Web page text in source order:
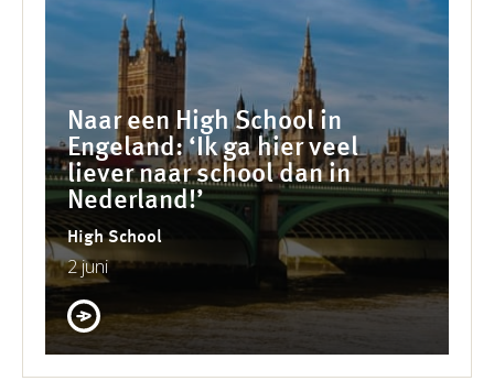
Naar een High School in
Engeland: ‘Ik ga hier veel
liever naar school dan in
Nederland!’
High School
2 juni